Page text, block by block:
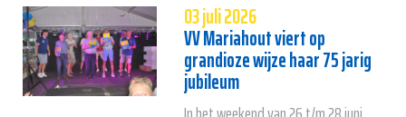
03 juli 2026
VV Mariahout viert op
grandioze wijze haar 75 jarig
jubileum